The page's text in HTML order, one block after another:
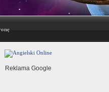
Reklama Google